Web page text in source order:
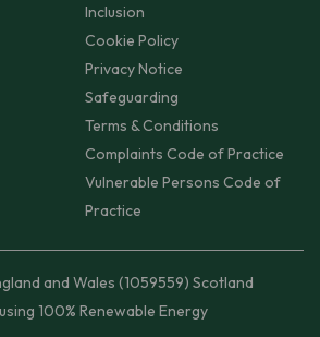
Inclusion
Cookie Policy
Privacy Notice
Safeguarding
Terms & Conditions
Complaints Code of Practice
Vulnerable Persons Code of
Practice
and Wales (1059559) Scotland
100% Renewable Energy